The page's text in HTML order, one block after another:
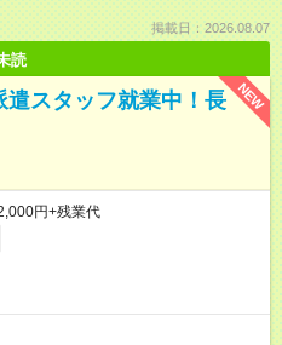
掲載日：2026.08.07
読
NEW
スタッフ就業中！長
円+残業代